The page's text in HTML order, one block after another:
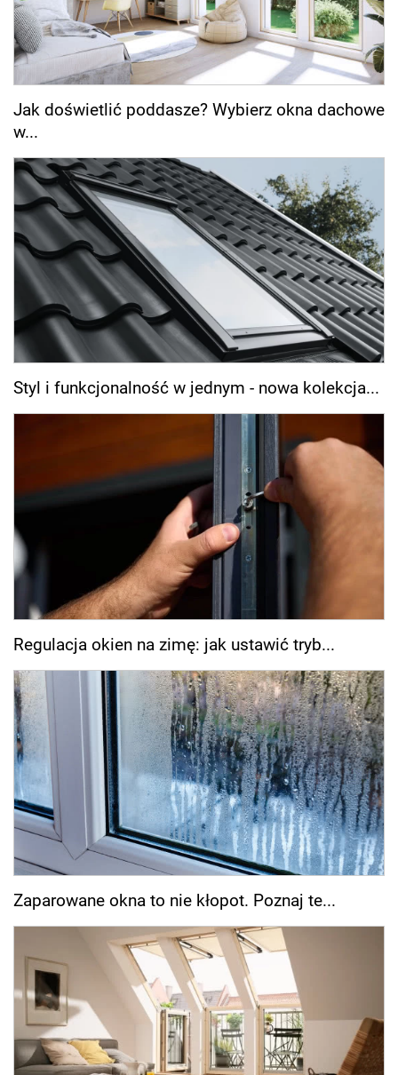
Jak doświetlić poddasze? Wybierz okna dachowe
w...
Styl i funkcjonalność w jednym - nowa kolekcja...
Regulacja okien na zimę: jak ustawić tryb...
Zaparowane okna to nie kłopot. Poznaj te...